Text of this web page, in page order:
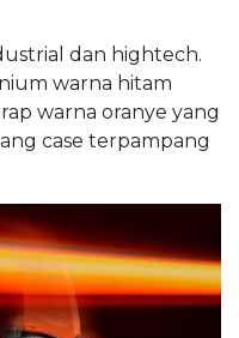
dan hightech.
warna hitam
warna oranye yang
case terpampang